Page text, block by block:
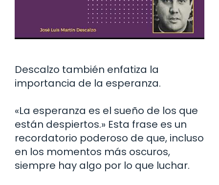
Descalzo también enfatiza la
importancia de la esperanza.
«La esperanza es el sueño de los que
están despiertos.» Esta frase es un
recordatorio poderoso de que, incluso
en los momentos más oscuros,
siempre hay algo por lo que luchar.